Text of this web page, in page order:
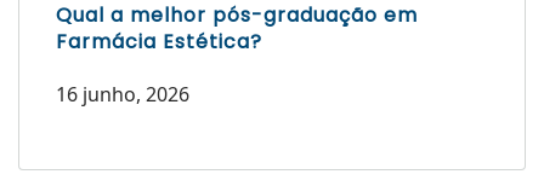
Qual a melhor pós-graduação em
Farmácia Estética?
16 junho, 2026